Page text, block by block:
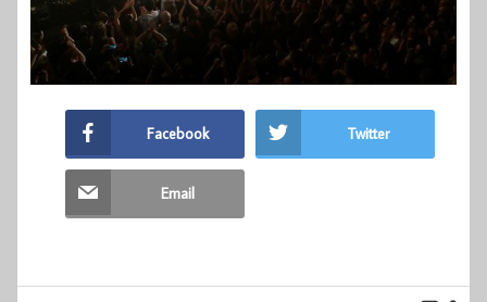
Facebook Twitter
Email